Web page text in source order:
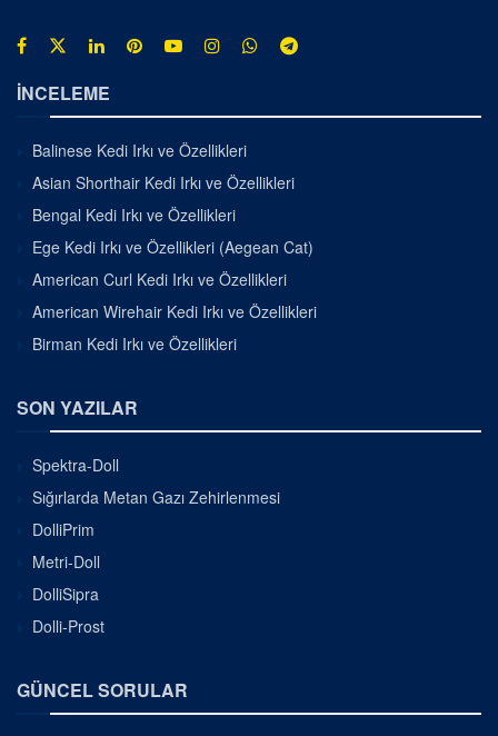
İNCELEME
Balinese Kedi Irkı ve Özellikleri
Asian Shorthair Kedi Irkı ve Özellikleri
Bengal Kedi Irkı ve Özellikleri
Ege Kedi Irkı ve Özellikleri (Aegean Cat)
American Curl Kedi Irkı ve Özellikleri
American Wirehair Kedi Irkı ve Özellikleri
Birman Kedi Irkı ve Özellikleri
SON YAZILAR
Spektra-Doll
Sığırlarda Metan Gazı Zehirlenmesi
DolliPrim
Metri-Doll
DolliSipra
Dolli-Prost
GÜNCEL SORULAR